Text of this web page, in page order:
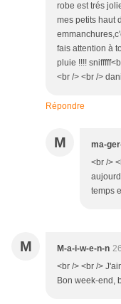
robe est trés
mes petits haut
fais attention à
pluie !!!!
<br /> <br />
Répondre
M ma-
<br />
temps
M M-a-i-w-e-n-n
<br /> <br />
Bon week-end,